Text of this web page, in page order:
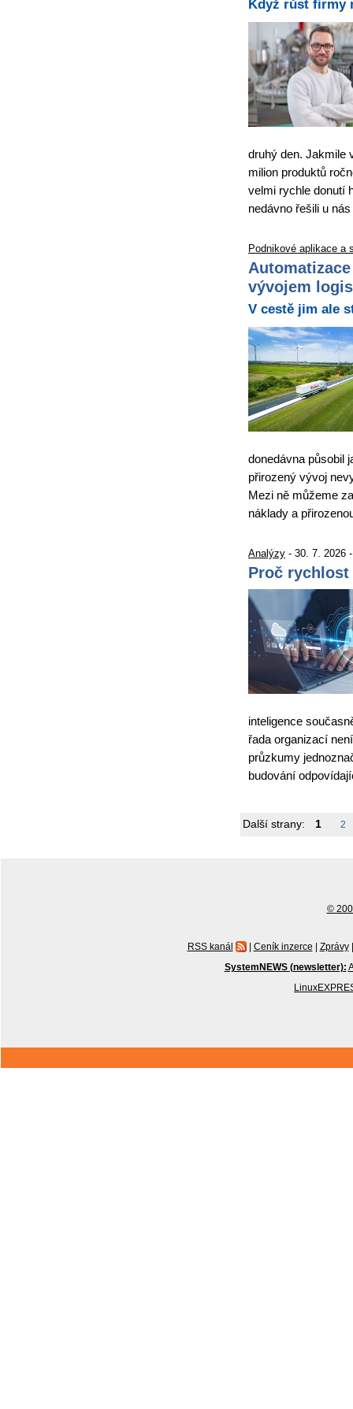
Když růst firmy
druhý den. Jakmile
milion produktů
velmi rychle donutí
nedávno řešili u
Podnikové aplikace a
vývojem
V cestě jim ale
donedávna působil
přirozený vývoj
Mezi ně můžeme
náklady a
Analýzy - 30. 7. 2026
Proč rychlost
inteligence
řada organizací
průzkumy
budování
Další strany: 1 2
©
RSS kanál | Ceník inzerce | Zprávy |
SystemNEWS (newsletter):